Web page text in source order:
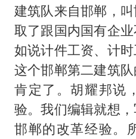
建筑队来自邯郸，
取了跟国内国有企
如说计件工资、计时
这个邯郸第二建筑
肯定了。胡耀邦说
验。我们编辑就想
邯郸的改革经验。